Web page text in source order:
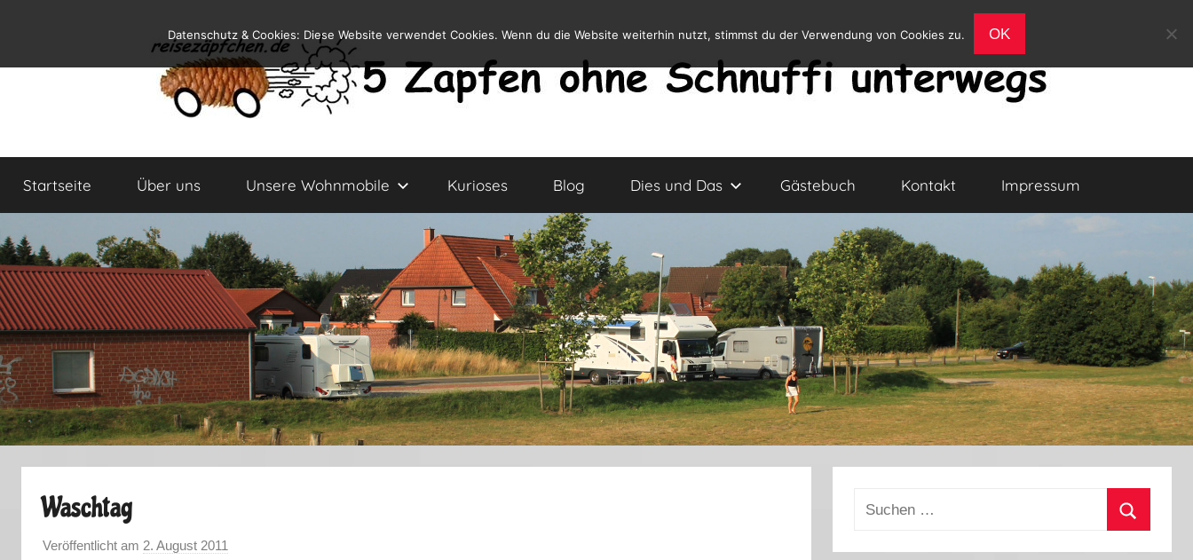
springen
Reiseblog
und
Leben
Wohnmobil
Startseite Über uns Unsere Wohnmobile Kurioses Blog Dies und Das Gästebuch Kontakt Impressum
Waschtag
Veröffentlicht am 2. August 2011
Suchen
Datenschutz & Cookies: Diese Website verwendet Cookies. Wenn du die Website weiterhin nutzt, stimmst du der Verwendung von Cookies zu. OK